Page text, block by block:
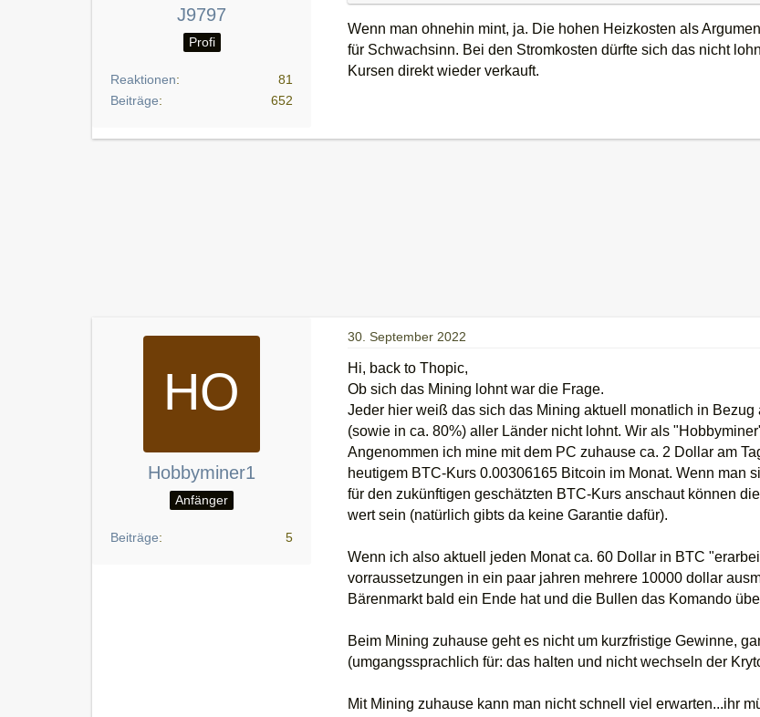
J9797
Profi
Reaktionen
81
Beiträge
652
Wenn man ohnehin mint, ja. Die hohen Heizkosten als
für Schwachsinn. Bei den Stromkosten dürfte sich das nicht
Kursen direkt wieder verkauft.
Hobbyminer1
Anfänger
Beiträge 5
30. September 2022
Hi, back to Thopic,
Ob sich das Mining lohnt war die Frage.
Jeder hier weiß das sich das Mining aktuell monatlich in
(sowie in ca. 80%) aller Länder nicht lohnt. Wir als
Angenommen ich mine mit dem PC zuhause ca. 2 Dollar am
heutigem BTC-Kurs 0.00306165 Bitcoin im Monat. Wenn man
für den zukünftigen geschätzten BTC-Kurs anschaut können
wert sein (natürlich gibts da keine Garantie dafür).
Wenn ich also aktuell jeden Monat ca. 60 Dollar in BTC
vorraussetzungen in ein paar jahren mehrere 10000 dollar
Bärenmarkt bald ein Ende hat und die Bullen das Komando
Beim Mining zuhause geht es nicht um kurzfristige Gewinne,
(umgangssprachlich für: das halten und nicht wechseln der
Mit Mining zuhause kann man nicht schnell viel erwarten...ihr